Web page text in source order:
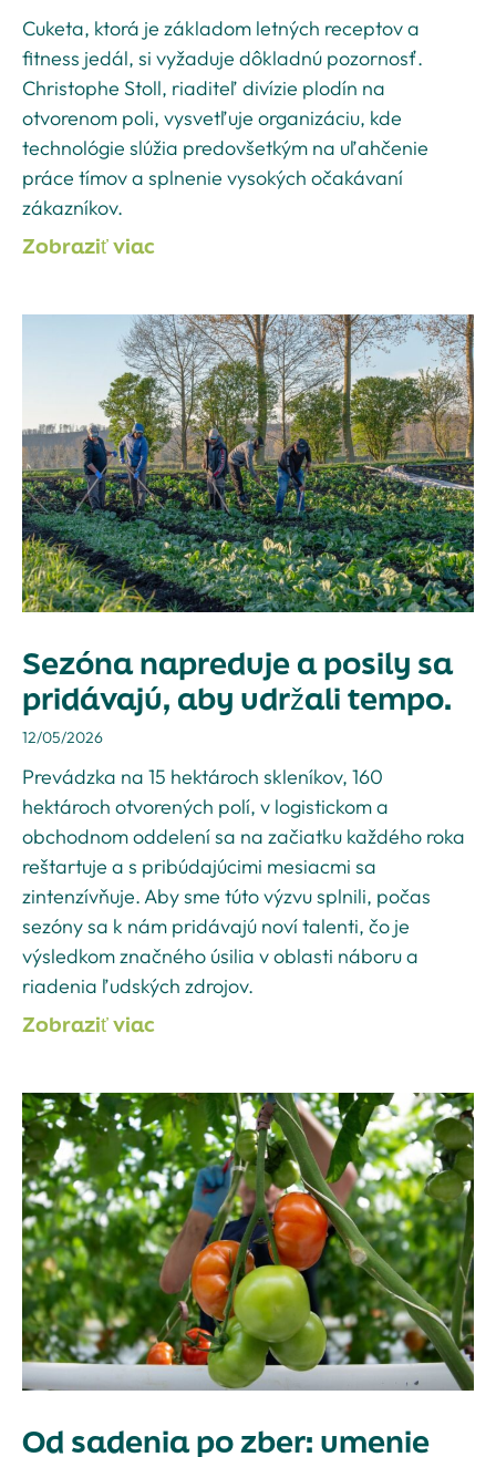
Cuketa, ktorá je základom letných receptov a
fitness jedál, si vyžaduje dôkladnú pozornosť.
Christophe Stoll, riaditeľ divízie plodín na
otvorenom poli, vysvetľuje organizáciu, kde
technológie slúžia predovšetkým na uľahčenie
práce tímov a splnenie vysokých očakávaní
zákazníkov.
Zobraziť viac
Sezóna napreduje a posily sa
pridávajú, aby udržali tempo.
12/05/2026
Prevádzka na 15 hektároch skleníkov, 160
hektároch otvorených polí, v logistickom a
obchodnom oddelení sa na začiatku každého roka
reštartuje a s pribúdajúcimi mesiacmi sa
zintenzívňuje. Aby sme túto výzvu splnili, počas
sezóny sa k nám pridávajú noví talenti, čo je
výsledkom značného úsilia v oblasti náboru a
riadenia ľudských zdrojov.
Zobraziť viac
Od sadenia po zber: umenie